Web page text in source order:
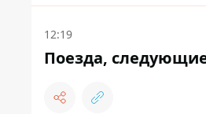
12:19
Поезда,